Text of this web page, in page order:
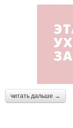
читать дальше →